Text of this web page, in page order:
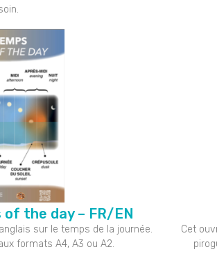
of the day – FR/EN
sur le temps de la journée.
formats A4, A3 ou A2.
Cet